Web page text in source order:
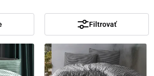
Filtrovať